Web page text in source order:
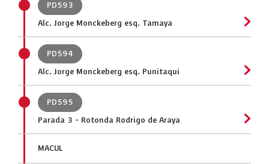
PD593
Alc. Jorge Monckeberg esq. Tamaya
PD594
Alc. Jorge Monckeberg esq. Punitaqui
PD595
Parada 3 - Rotonda Rodrigo de Araya
MACUL